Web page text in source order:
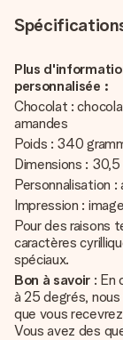
Plus
personnalisée :
Chocolat :
amandes
Poids : 340
Dimensions :
Personnalisation
Impression :
Pour des raisons
caractères
spéciaux.
Bon à savoir : En
à 25 degrés,
que vous
Vous avez des